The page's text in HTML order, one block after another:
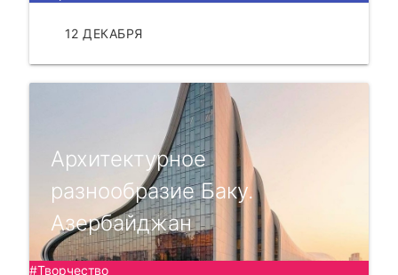
12 ДЕКАБРЯ
Архитектурное
разнообразие Баку.
Азербайджан
#Творчество